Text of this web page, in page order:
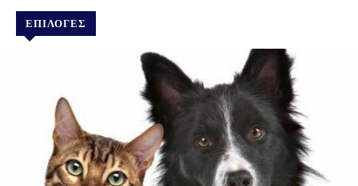
ΕΠΙΛΟΓΕΣ